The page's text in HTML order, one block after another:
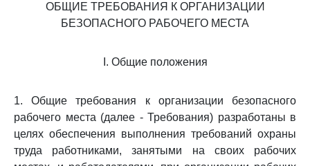
ОБЩИЕ ТРЕБОВАНИЯ К ОРГАНИЗАЦИИ
БЕЗОПАСНОГО РАБОЧЕГО МЕСТА
I. Общие положения
1. Общие требования к организации безопасного
рабочего места (далее - Требования) разработаны в
целях обеспечения выполнения требований охраны
труда работниками, занятыми на своих рабочих